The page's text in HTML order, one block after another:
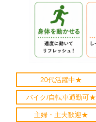
20代活躍中★
バイク/自転車通勤可★
主婦・主夫歓迎★